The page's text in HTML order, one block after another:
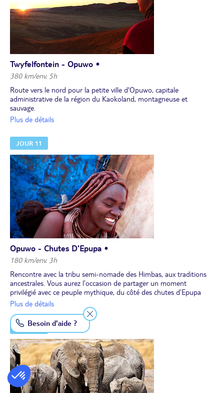
Twyfelfontein - Opuwo •
380 km/env. 5h
Route vers le nord pour la petite ville d'Opuwo, capitale
administrative de la région du Kaokoland, montagneuse et
sauvage.
Déjeuner en cours de route.
Plus de détails
JOUR 11
Opuwo - Chutes D'Epupa •
180 km/env. 3h
Rencontre avec la tribu semi-nomade des Himbas, aux traditions
ancestrales. Vous aurez l’occasion de partager un moment
privilégié avec ce peuple mythique, du côté des chutes d’Epupa
(l'état des routes pour aller à Epupa Falls rencontrer le peuple
himba varie en fonction des conditions météorologiques ; si celles-
ci ne sont pas favorables, vous rencontrerez le peuple himba du
village d'Opuwo).
Déjeuner.
Dîner et nuit dans un campement.
Plus de détails
JOUR 12
Besoin d'aide ?